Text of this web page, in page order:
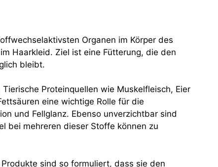
Organen im Körper des
Haarkleid. Ziel ist eine Fütterung, die den
bleibt.
Proteinquellen wie Muskelfleisch, Eier
eine wichtige Rolle für die
und Fellglanz. Ebenso unverzichtbar sind
bei mehreren dieser Stoffe können zu
sind so formuliert, dass sie den